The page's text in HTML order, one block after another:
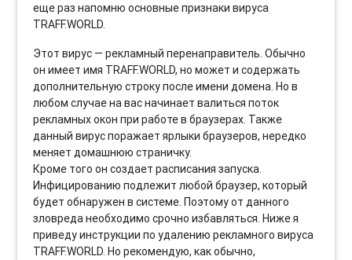
еще раз напомню основные признаки вируса
TRAFF.WORLD.
Этот вирус — рекламный перенаправитель. Обычно
он имеет имя TRAFF.WORLD, но может и содержать
дополнительную строку после имени домена. Но в
любом случае на вас начинает валиться поток
рекламных окон при работе в браузерах. Также
данный вирус поражает ярлыки браузеров, нередко
меняет домашнюю страничку.
Кроме того он создает расписания запуска.
Инфицированию подлежит любой браузер, который
будет обнаружен в системе. Поэтому от данного
зловреда необходимо срочно избавляться. Ниже я
приведу инструкции по удалению рекламного вируса
TRAFF.WORLD. Но рекомендую, как обычно,